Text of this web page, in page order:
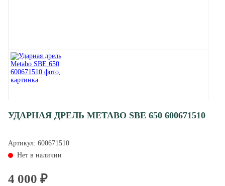
УДАРНАЯ ДРЕЛЬ METABO SBE 650 600671510
Артикул: 600671510
Нет в наличии
4 000 ₽